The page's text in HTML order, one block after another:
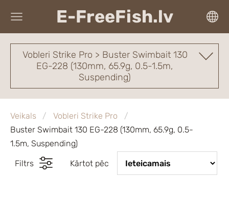
E-FreeFish.lv
Vobleri Strike Pro > Buster Swimbait 130
EG-228 (130mm, 65.9g, 0.5-1.5m,
Suspending)
Veikals
Vobleri Strike Pro
Buster Swimbait 130 EG-228 (130mm, 65.9g, 0.5-
1.5m, Suspending)
Filtrs Kārtot pēc